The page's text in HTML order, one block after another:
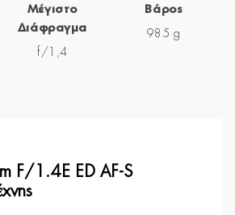
Μέγιστο
Διάφραγμα
f/1,4
Βάρος
985 g
F/1.4E ED AF-S